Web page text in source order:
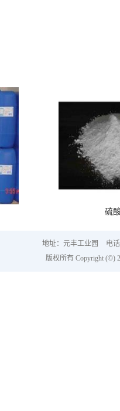
硫
地址：元丰工业园
电
版权所有 Copyright (©)